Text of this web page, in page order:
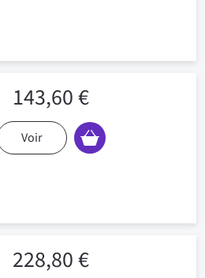
143,60 €
Voir
228,80 €